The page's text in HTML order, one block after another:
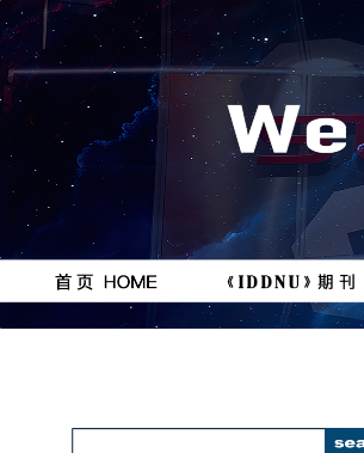
按钮 按钮